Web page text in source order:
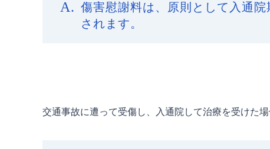
傷害慰謝料は、原則として入通
されます。
交通事故に遭って受傷し、入通院して治療を受けた